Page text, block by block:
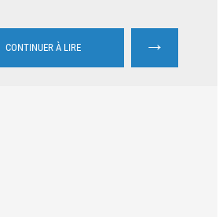
CONTINUER À LIRE →